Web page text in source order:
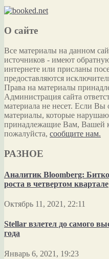
О сайте
Все материалы на данном
источников - имеют
интернете или присланы
предоставляются
Права на материалы
Администрация сайта
материала не несет. Если
материалы, которые
принадлежащие Вам, Вашей
пожалуйста, сообщите нам.
РАЗНОЕ
Аналитик Bloomberg:
роста в четвертом квартале
Октябрь 11, 2021, 22:11
Stellar взлетел до самого
года
Январь 6, 2021, 19:23